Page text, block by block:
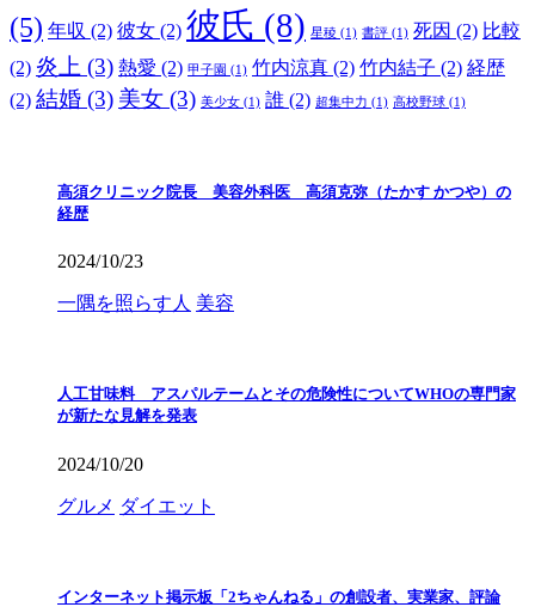
(5) 年収 (2) 彼女 (2) 彼氏 (8) 星稜 (1) 書評 (1) 死因 (2) 比較
(2) 炎上 (3) 熱愛 (2) 甲子園 (1) 竹内涼真 (2) 竹内結子 (2) 経歴
(2) 結婚 (3) 美女 (3) 美少女 (1) 誰 (2) 超集中力 (1) 高校野球 (1)
高須クリニック院長 美容外科医 高須克弥（たかす かつや）の
経歴
2024/10/23
一隅を照らす人 美容
人工甘味料 アスパルテームとその危険性についてWHOの専門家
が新たな見解を発表
2024/10/20
グルメ ダイエット
インターネット掲示板「2ちゃんねる」の創設者、実業家、評論